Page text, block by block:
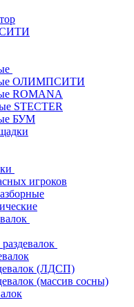
ОЛИМПСИТИ
ROMANA
STECTER
БУМ
игроков
(ЛДСП)
(массив сосны)